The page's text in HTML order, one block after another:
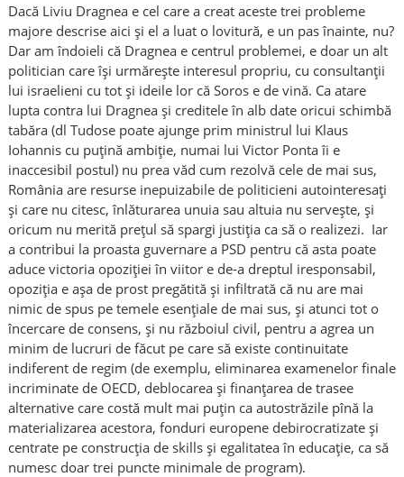
Dacă Liviu Dragnea e cel care a creat aceste trei probleme
majore descrise aici și el a luat o lovitură, e un pas înainte, nu?
Dar am îndoieli că Dragnea e centrul problemei, e doar un alt
politician care își urmărește interesul propriu, cu consultanții
lui israelieni cu tot și ideile lor că Soros e de vină. Ca atare
lupta contra lui Dragnea și creditele în alb date oricui schimbă
tabăra (dl Tudose poate ajunge prim ministrul lui Klaus
Iohannis cu puțină ambiție, numai lui Victor Ponta îi e
inaccesibil postul) nu prea văd cum rezolvă cele de mai sus,
România are resurse inepuizabile de politicieni autointeresați
și care nu citesc, înlăturarea unuia sau altuia nu servește, și
oricum nu merită prețul să spargi justiția ca să o realizezi. Iar
a contribui la proasta guvernare a PSD pentru că asta poate
aduce victoria opoziției în viitor e de-a dreptul iresponsabil,
opoziția e așa de prost pregătită și infiltrată că nu are mai
nimic de spus pe temele esențiale de mai sus, și atunci tot o
încercare de consens, și nu războiul civil, pentru a agrea un
minim de lucruri de făcut pe care să existe continuitate
indiferent de regim (de exemplu, eliminarea examenelor finale
incriminate de OECD, deblocarea și finanțarea de trasee
alternative care costă mult mai puțin ca autostrăzile pînă la
materializarea acestora, fonduri europene debirocratizate și
centrate pe construcția de skills și egalitatea în educație, ca să
numesc doar trei puncte minimale de program).